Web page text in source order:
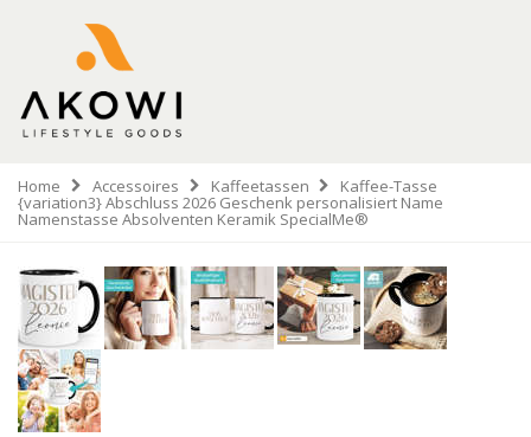
Home Accessoires Kaffeetassen Kaffee-Tasse
{variation3} Abschluss 2026 Geschenk personalisiert Name
Namenstasse Absolventen Keramik SpecialMe®